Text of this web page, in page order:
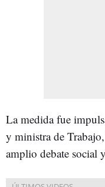
La medida fue
y ministra de Trabajo,
amplio debate social